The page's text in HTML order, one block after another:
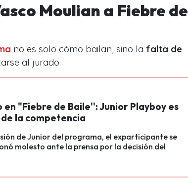
Moulian a Fiebre de
no es solo cómo bailan, sino la falta de
al jurado.
"Fiebre de Baile'': Junior Playboy es
la competencia
de Junior del programa, el exparticipante se
molesto ante la prensa por la decisión del